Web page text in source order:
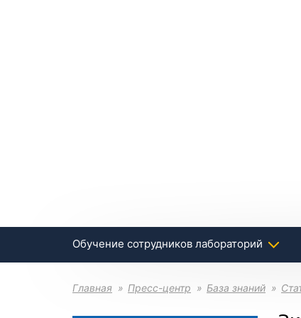
Обучение сотрудников лабораторий
Главная Пресс-центр База знаний